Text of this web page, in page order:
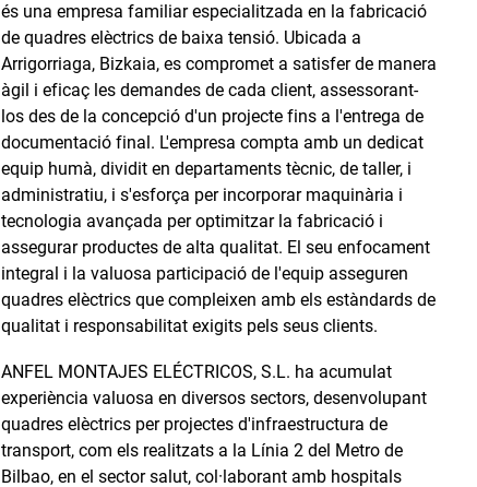
és una empresa familiar especialitzada en la fabricació
de quadres elèctrics de baixa tensió. Ubicada a
Arrigorriaga, Bizkaia, es compromet a satisfer de manera
àgil i eficaç les demandes de cada client, assessorant-
los des de la concepció d'un projecte fins a l'entrega de
documentació final. L'empresa compta amb un dedicat
equip humà, dividit en departaments tècnic, de taller, i
administratiu, i s'esforça per incorporar maquinària i
tecnologia avançada per optimitzar la fabricació i
assegurar productes de alta qualitat. El seu enfocament
integral i la valuosa participació de l'equip asseguren
quadres elèctrics que compleixen amb els estàndards de
qualitat i responsabilitat exigits pels seus clients.
ANFEL MONTAJES ELÉCTRICOS, S.L. ha acumulat
experiència valuosa en diversos sectors, desenvolupant
quadres elèctrics per projectes d'infraestructura de
transport, com els realitzats a la Línia 2 del Metro de
Bilbao, en el sector salut, col·laborant amb hospitals